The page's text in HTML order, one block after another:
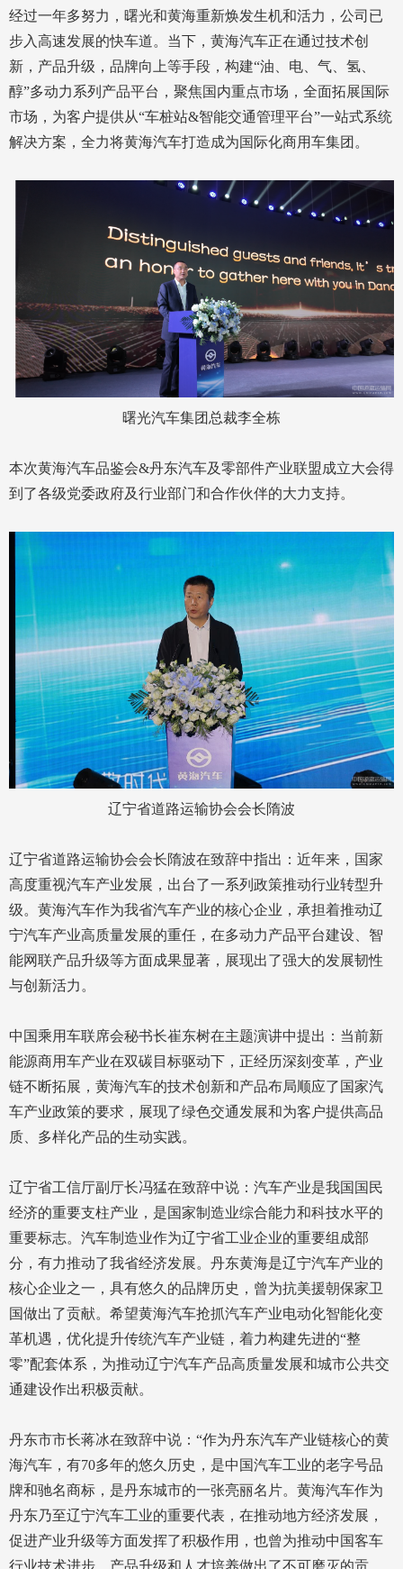
经过一年多努力，曙光和黄海重新焕发生机和活力，公司已
步入高速发展的快车道。当下，黄海汽车正在通过技术创
新，产品升级，品牌向上等手段，构建“油、电、气、氢、
醇”多动力系列产品平台，聚焦国内重点市场，全面拓展国际
市场，为客户提供从“车桩站&智能交通管理平台”一站式系统
解决方案，全力将黄海汽车打造成为国际化商用车集团。
曙光汽车集团总裁李全栋
本次黄海汽车品鉴会&丹东汽车及零部件产业联盟成立大会得
到了各级党委政府及行业部门和合作伙伴的大力支持。
辽宁省道路运输协会会长隋波
辽宁省道路运输协会会长隋波在致辞中指出：近年来，国家
高度重视汽车产业发展，出台了一系列政策推动行业转型升
级。黄海汽车作为我省汽车产业的核心企业，承担着推动辽
宁汽车产业高质量发展的重任，在多动力产品平台建设、智
能网联产品升级等方面成果显著，展现出了强大的发展韧性
与创新活力。
中国乘用车联席会秘书长崔东树在主题演讲中提出：当前新
能源商用车产业在双碳目标驱动下，正经历深刻变革，产业
链不断拓展，黄海汽车的技术创新和产品布局顺应了国家汽
车产业政策的要求，展现了绿色交通发展和为客户提供高品
质、多样化产品的生动实践。
辽宁省工信厅副厅长冯猛在致辞中说：汽车产业是我国国民
经济的重要支柱产业，是国家制造业综合能力和科技水平的
重要标志。汽车制造业作为辽宁省工业企业的重要组成部
分，有力推动了我省经济发展。丹东黄海是辽宁汽车产业的
核心企业之一，具有悠久的品牌历史，曾为抗美援朝保家卫
国做出了贡献。希望黄海汽车抢抓汽车产业电动化智能化变
革机遇，优化提升传统汽车产业链，着力构建先进的“整
零”配套体系，为推动辽宁汽车产品高质量发展和城市公共交
通建设作出积极贡献。
丹东市市长蒋冰在致辞中说：“作为丹东汽车产业链核心的黄
海汽车，有70多年的悠久历史，是中国汽车工业的老字号品
牌和驰名商标，是丹东城市的一张亮丽名片。黄海汽车作为
丹东乃至辽宁汽车工业的重要代表，在推动地方经济发展，
促进产业升级等方面发挥了积极作用，也曾为推动中国客车
行业技术进步、产品升级和人才培养做出了不可磨灭的贡